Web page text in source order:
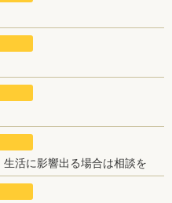
活に影響出る場合は相談を